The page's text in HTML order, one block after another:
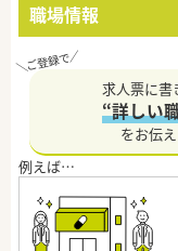
職場情報
求人票に書
“詳しい
をお伝え